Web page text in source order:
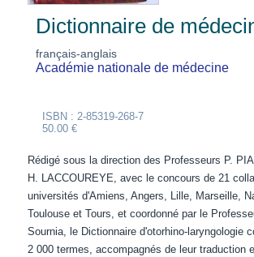
Dictionnaire de
français-anglais
Académie nationale de médecine
ISBN : 2-85319-268-7
50.00 €
Rédigé sous la direction des Professeurs P.
H. LACCOUREYE, avec le concours de 21
universités d'Amiens, Angers, Lille, Marseille,
Toulouse et Tours, et coordonné par le
Sournia, le Dictionnaire d'otorhino-laryngologie
2 000 termes, accompagnés de leur traduction